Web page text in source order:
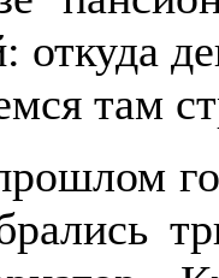
откуда
там